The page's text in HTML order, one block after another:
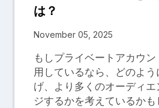
は？
November 05, 2025
もしプライベートアカウ
用しているなら、どのよ
げ、より多くのオーディ
ジするかを考えているかも